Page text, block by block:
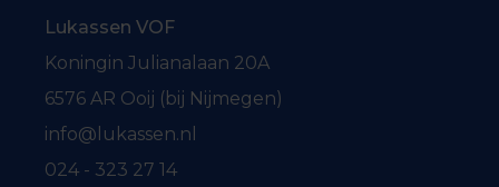
Lukassen VOF
Koningin Julianalaan 20A
6576 AR Ooij (bij Nijmegen)
info@lukassen.nl
024 - 323 27 14